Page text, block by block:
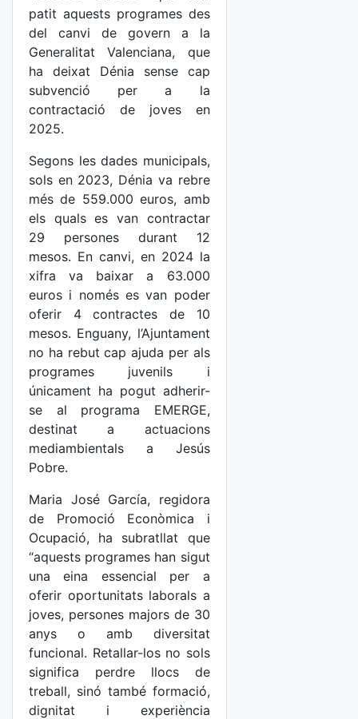
patit aquests programes des
del canvi de govern a la
Generalitat Valenciana, que
ha deixat Dénia sense cap
subvenció per a la
contractació de joves en
2025.
Segons les dades municipals,
sols en 2023, Dénia va rebre
més de 559.000 euros, amb
els quals es van contractar
29 persones durant 12
mesos. En canvi, en 2024 la
xifra va baixar a 63.000
euros i només es van poder
oferir 4 contractes de 10
mesos. Enguany, l’Ajuntament
no ha rebut cap ajuda per als
programes juvenils i
únicament ha pogut adherir-
se al programa EMERGE,
destinat a actuacions
mediambientals a Jesús
Pobre.
Maria José García, regidora
de Promoció Econòmica i
Ocupació, ha subratllat que
“aquests programes han sigut
una eina essencial per a
oferir oportunitats laborals a
joves, persones majors de 30
anys o amb diversitat
funcional. Retallar-los no sols
significa perdre llocs de
treball, sinó també formació,
dignitat i experiència